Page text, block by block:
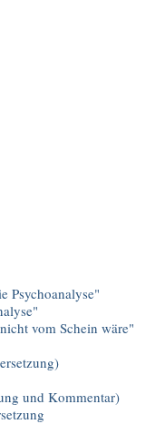
Psychoanalyse"
vom Schein wäre"
und Kommentar)